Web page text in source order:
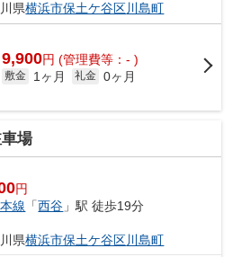
県横浜市保土ケ谷区川島町
9,900円 (管理費等：- )
敷金 1ヶ月 礼金 0ヶ月
場
円
線 「西谷 」駅 徒歩19分
県横浜市保土ケ谷区川島町